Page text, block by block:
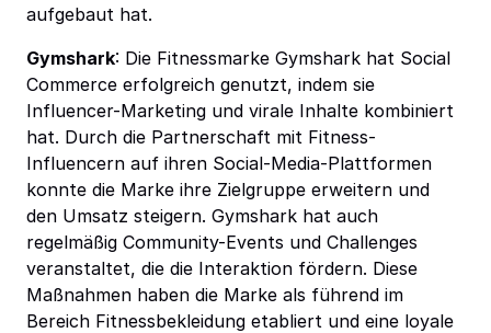
aufgebaut hat.
Gymshark: Die Fitnessmarke Gymshark hat Social
Commerce erfolgreich genutzt, indem sie
Influencer-Marketing und virale Inhalte kombiniert
hat. Durch die Partnerschaft mit Fitness-
Influencern auf ihren Social-Media-Plattformen
konnte die Marke ihre Zielgruppe erweitern und
den Umsatz steigern. Gymshark hat auch
regelmäßig Community-Events und Challenges
veranstaltet, die die Interaktion fördern. Diese
Maßnahmen haben die Marke als führend im
Bereich Fitnessbekleidung etabliert und eine loyale